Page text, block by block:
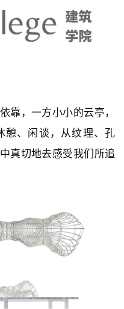
靠，一方小小的云亭，
憩、闲谈，从纹理、孔
真切地去感受我们所追